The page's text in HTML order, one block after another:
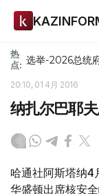
热
点: 选举-2026总统
20:10, 01 4月 2016
纳扎尔巴耶
哈通社阿斯塔纳4
华盛顿出席核安